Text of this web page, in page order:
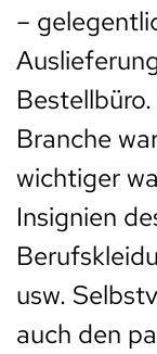
–
Branche
wichtiger
Insignien
usw.
auch den